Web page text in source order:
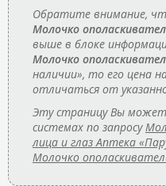
Обратите внимание,
Молочко
выше в блоке
Молочко
наличии», то его цена
отличаться от
Эту страницу Вы
системах по запросу
лица и глаз Аптека
Молочко